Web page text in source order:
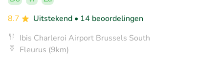
8.7
Uitstekend • 14 beoordelingen
Ibis Charleroi Airport Brussels South
Fleurus (9km)